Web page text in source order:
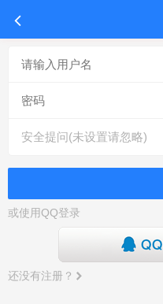
安全提问(未设置请忽略)
或使用QQ登录
还没有注册？